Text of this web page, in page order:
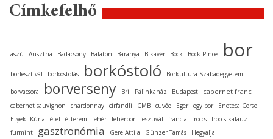
Címkefelhő
aszú Ausztria Badacsony Balaton Baranya Bikavér Bock Bock Pince bor
borfesztivál borkóstolás borkóstoló Borkultúra Szabadegyetem
borvacsora borverseny Brill Pálinkaház Budapest cabernet franc
cabernet sauvignon chardonnay cirfandli CMB cuvée Eger egy bor
Enoteca Corso
Etyeki Kúria
étel étterem fehér fehérbor fesztivál francia fröccs fröccs-kalauz
furmint
gasztronómia Gere Attila Günzer Tamás
Hegyalja